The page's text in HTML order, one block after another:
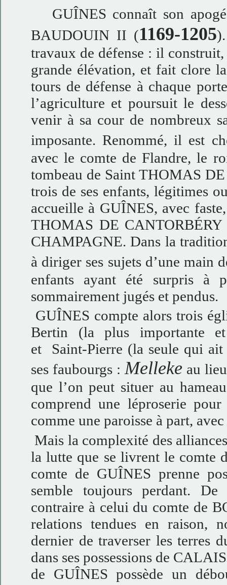
GUÎNES connaît son
BAUDOUIN II (1169-1205
travaux de défense : il
grande élévation, et fait clore
tours de défense à chaque
l’agriculture et poursuit le
venir à sa cour de nombreux
imposante. Renommé, il est
avec le comte de Flandre, le
tombeau de Saint THOMAS
trois de ses enfants, légitimes
accueille à GUÎNES, avec
THOMAS DE
CHAMPAGNE. Dans la
à diriger ses sujets d’une main
enfants ayant été surpris à
sommairement jugés et pendus.
GUÎNES compte alors trois
Bertin (la plus importante
et Saint-Pierre (la seule qui ait
ses faubourgs : Melleke au
que l’on peut situer au
comprend une léproserie
comme une paroisse à part,
Mais la complexité des
la lutte que se livrent le comte
comte de GUÎNES prenne
semble toujours perdant.
contraire à celui du comte de
relations tendues en raison,
dernier de traverser les terres
dans ses possessions de
de GUÎNES possède un